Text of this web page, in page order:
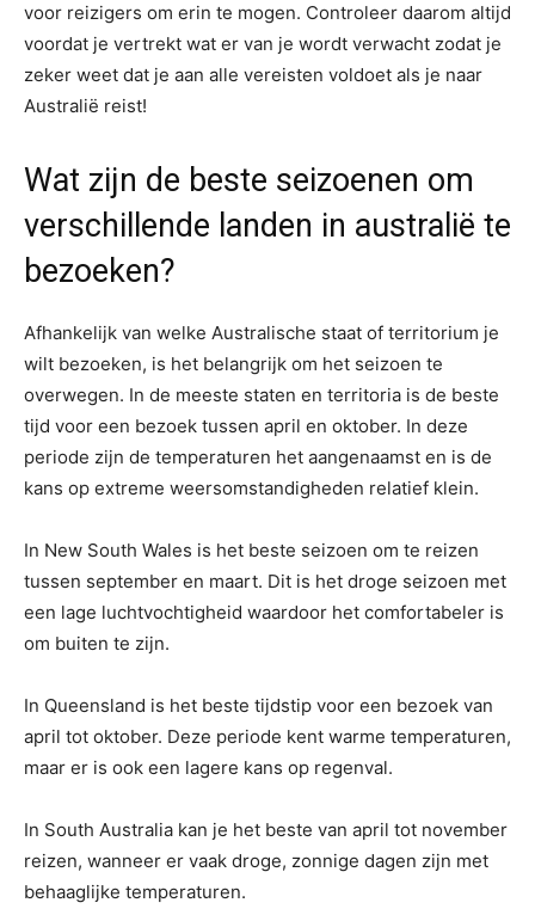
voor reizigers om erin te mogen. Controleer daarom altijd
voordat je vertrekt wat er van je wordt verwacht zodat je
zeker weet dat je aan alle vereisten voldoet als je naar
Australië reist!
Wat zijn de beste seizoenen om
verschillende landen in australië te
bezoeken?
Afhankelijk van welke Australische staat of territorium je
wilt bezoeken, is het belangrijk om het seizoen te
overwegen. In de meeste staten en territoria is de beste
tijd voor een bezoek tussen april en oktober. In deze
periode zijn de temperaturen het aangenaamst en is de
kans op extreme weersomstandigheden relatief klein.
In New South Wales is het beste seizoen om te reizen
tussen september en maart. Dit is het droge seizoen met
een lage luchtvochtigheid waardoor het comfortabeler is
om buiten te zijn.
In Queensland is het beste tijdstip voor een bezoek van
april tot oktober. Deze periode kent warme temperaturen,
maar er is ook een lagere kans op regenval.
In South Australia kan je het beste van april tot november
reizen, wanneer er vaak droge, zonnige dagen zijn met
behaaglijke temperaturen.